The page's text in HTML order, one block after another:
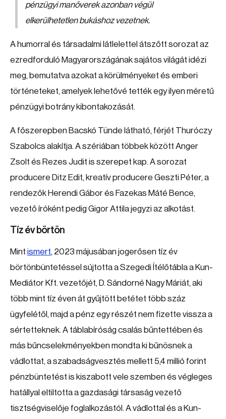
pénzügyi manőverek azonban végül
elkerülhetetlen bukáshoz vezetnek.
A humorral és társadalmi látlelettel átszőtt sorozat az
ezredforduló Magyarországának sajátos világát idézi
meg, bemutatva azokat a körülményeket és emberi
történeteket, amelyek lehetővé tették egy ilyen méretű
pénzügyi botrány kibontakozását.
A főszerepben Bacskó Tünde látható, férjét Thuróczy
Szabolcs alakítja. A szériában többek között Anger
Zsolt és Rezes Judit is szerepet kap. A sorozat
producere Ditz Edit, kreatív producere Geszti Péter, a
rendezők Herendi Gábor és Fazekas Máté Bence,
vezető íróként pedig Gigor Attila jegyzi az alkotást.
Tíz év börtön
Mint ismert, 2023 májusában jogerősen tíz év
börtönbüntetéssel sújtotta a Szegedi Ítélőtábla a Kun-
Mediátor Kft. vezetőjét, D. Sándorné Nagy Máriát, aki
több mint tíz éven át gyűjtött betétet több száz
ügyfelétől, majd a pénz egy részét nem fizette vissza a
sértetteknek. A táblabíróság csalás bűntettében és
más bűncselekményekben mondta ki bűnösnek a
vádlottat, a szabadságvesztés mellett 5,4 millió forint
pénzbüntetést is kiszabott vele szemben és végleges
hatállyal eltiltotta a gazdasági társaság vezető
tisztségviselője foglalkozástól. A vádlottal és a Kun-